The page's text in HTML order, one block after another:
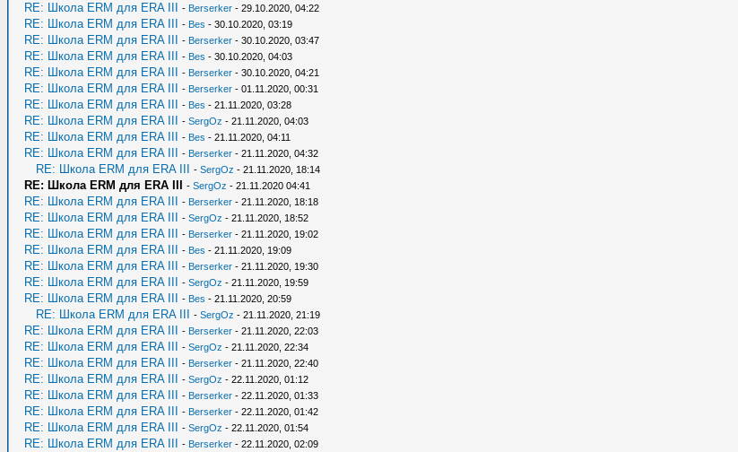
RE: Школа ERM для ERA III - Berserker - 29.10.2020, 04:22
RE: Школа ERM для ERA III - Bes - 30.10.2020, 03:19
RE: Школа ERM для ERA III - Berserker - 30.10.2020, 03:47
RE: Школа ERM для ERA III - Bes - 30.10.2020, 04:03
RE: Школа ERM для ERA III - Berserker - 30.10.2020, 04:21
RE: Школа ERM для ERA III - Berserker - 01.11.2020, 00:31
RE: Школа ERM для ERA III - Bes - 21.11.2020, 03:28
RE: Школа ERM для ERA III - SergOz - 21.11.2020, 04:03
RE: Школа ERM для ERA III - Bes - 21.11.2020, 04:11
RE: Школа ERM для ERA III - Berserker - 21.11.2020, 04:32
RE: Школа ERM для ERA III - SergOz - 21.11.2020, 18:14
RE: Школа ERM для ERA III - SergOz - 21.11.2020 04:41
RE: Школа ERM для ERA III - Berserker - 21.11.2020, 18:18
RE: Школа ERM для ERA III - SergOz - 21.11.2020, 18:52
RE: Школа ERM для ERA III - Berserker - 21.11.2020, 19:02
RE: Школа ERM для ERA III - Bes - 21.11.2020, 19:09
RE: Школа ERM для ERA III - Berserker - 21.11.2020, 19:30
RE: Школа ERM для ERA III - SergOz - 21.11.2020, 19:59
RE: Школа ERM для ERA III - Bes - 21.11.2020, 20:59
RE: Школа ERM для ERA III - SergOz - 21.11.2020, 21:19
RE: Школа ERM для ERA III - Berserker - 21.11.2020, 22:03
RE: Школа ERM для ERA III - SergOz - 21.11.2020, 22:34
RE: Школа ERM для ERA III - Berserker - 21.11.2020, 22:40
RE: Школа ERM для ERA III - SergOz - 22.11.2020, 01:12
RE: Школа ERM для ERA III - Berserker - 22.11.2020, 01:33
RE: Школа ERM для ERA III - Berserker - 22.11.2020, 01:42
RE: Школа ERM для ERA III - SergOz - 22.11.2020, 01:54
RE: Школа ERM для ERA III - Berserker - 22.11.2020, 02:09